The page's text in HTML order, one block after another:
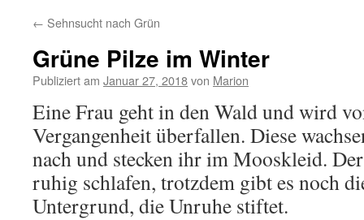
springen
← Sehnsucht nach Grün
Grüne Pilze im Winter
Publiziert am Januar 27, 2018von Marion
Eine Frau geht in den Wald und wird
Vergangenheit überfallen. Diese
nach und stecken ihr im Mooskleid.
ruhig schlafen, trotzdem gibt es noch
Untergrund, die Unruhe stiftet.